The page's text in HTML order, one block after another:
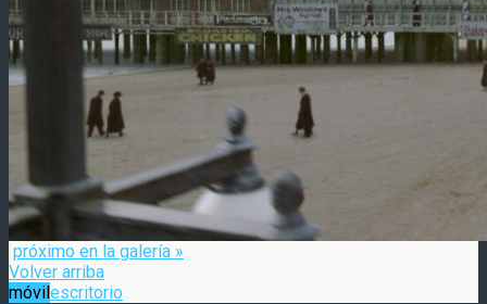
próximo en la galería »
Volver arriba
móvilescritorio